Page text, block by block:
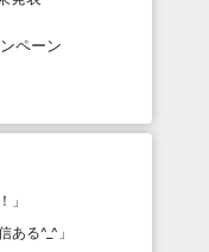
ペーン
」
ある^_^ 」